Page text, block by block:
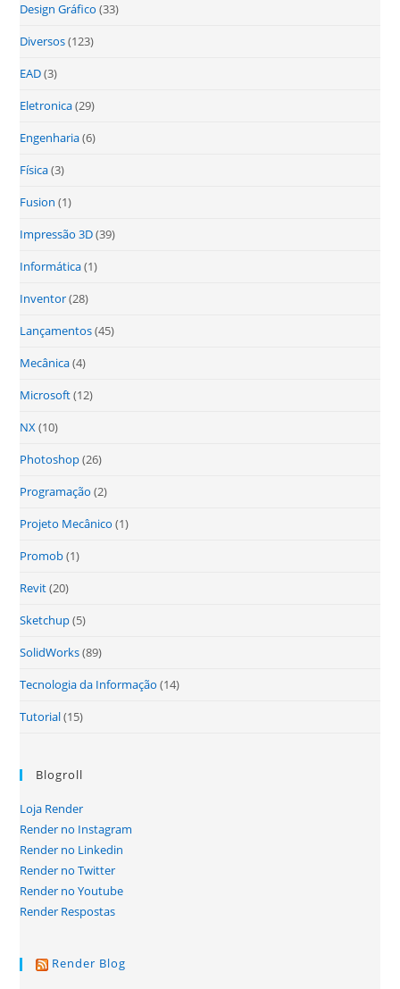
Design Gráfico (33)
Diversos(123)
EAD(3)
Eletronica(29)
Engenharia(6)
Física(3)
Fusion (1)
Impressão 3D(39)
Informática(1)
Inventor(28)
Lançamentos(45)
Mecânica(4)
Microsoft(12)
NX(10)
Photoshop(26)
Programação (2)
Projeto Mecânico (1)
Promob(1)
Revit(20)
Sketchup(5)
SolidWorks(89)
Tecnologia da Informação (14)
Tutorial(15)
Blogroll
Loja Render
Render no Instagram
Render no Linkedin
Render no Twitter
Render no Youtube
Render Respostas
Render Blog